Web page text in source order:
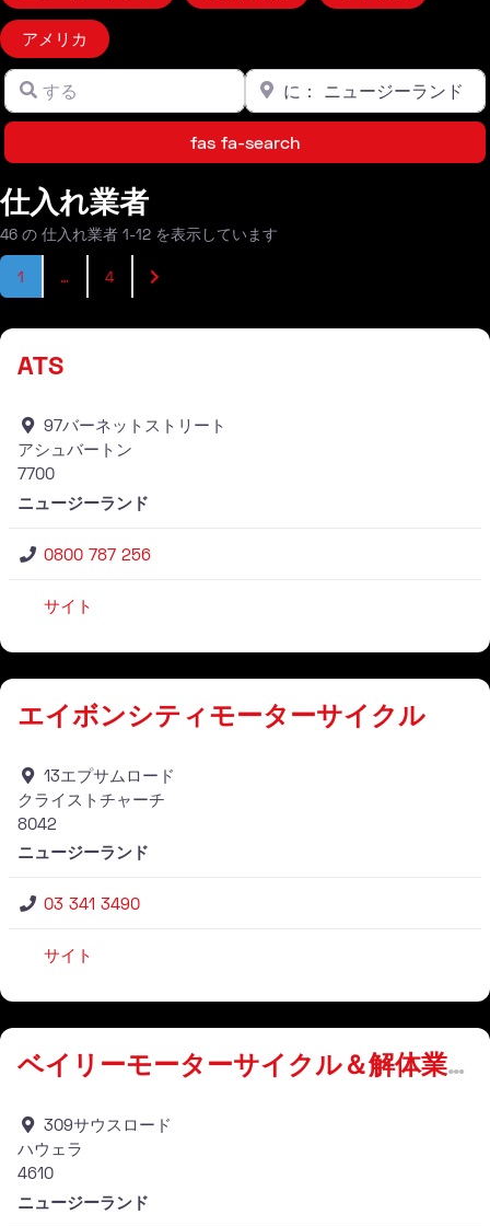
アメリカ
する クリアフィールド 到 クリアフィールド
fas fa-searchfas fa-search
仕入れ業者
46 の 仕入れ業者 1-12 を表示しています
投稿ナビゲーション
1 … 4 過去の投稿
ATS
97バーネットストリート
アシュバートン
7700
ニュージーランド
0800 787 256
サイト
エイボンシティモーターサイクル
13エプサムロード
クライストチャーチ
8042
ニュージーランド
03 341 3490
サイト
ベイリーモーターサイクル＆解体業者
309サウスロード
ハウェラ
4610
ニュージーランド